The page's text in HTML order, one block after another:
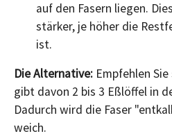
auf den Fasern liegen.
stärker, je höher die
ist.
Die Alternative: Empfehlen
gibt davon 2 bis 3 Eßlöffel in
Dadurch wird die Faser
weich.